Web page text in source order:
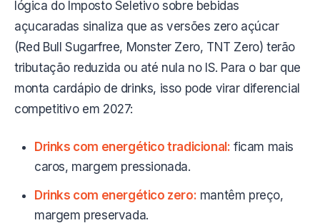
lógica do Imposto Seletivo sobre bebidas
açucaradas sinaliza que as versões zero açúcar
(Red Bull Sugarfree, Monster Zero, TNT Zero) terão
tributação reduzida ou até nula no IS. Para o bar que
monta cardápio de drinks, isso pode virar diferencial
competitivo em 2027:
Drinks com energético tradicional: ficam mais
caros, margem pressionada.
Drinks com energético zero: mantêm preço,
margem preservada.